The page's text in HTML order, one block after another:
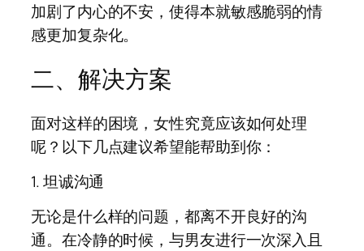
加剧了内心的不安，使得本就敏感脆弱的情
感更加复杂化。
二、解决方案
面对这样的困境，女性究竟应该如何处理
呢？以下几点建议希望能帮助到你：
1. 坦诚沟通
无论是什么样的问题，都离不开良好的沟
通。在冷静的时候，与男友进行一次深入且